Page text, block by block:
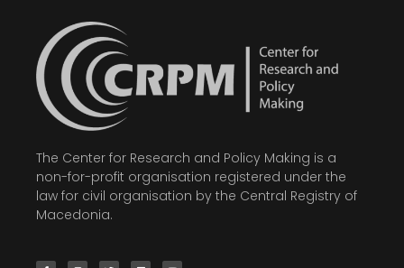
The Center for Research and Policy Making is a
non-for-profit organisation registered under the
law for civil organisation by the Central Registry of
Macedonia.